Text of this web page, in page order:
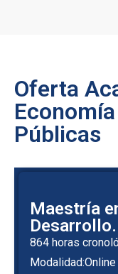
Oferta
Públicas
Maestría
Desarrollo.
864 horas